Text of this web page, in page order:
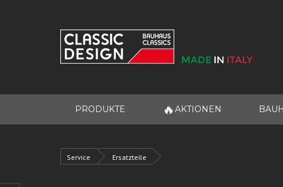
PRODUKTE 🔥 AKTIONEN
Service Ersatzteile